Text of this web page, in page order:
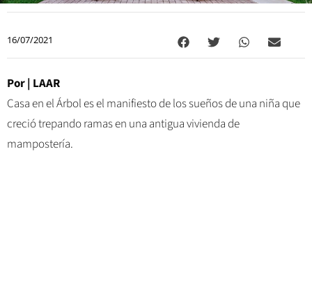
16/07/2021
Por | LAAR
Casa en el Árbol es el manifiesto de los sueños de una niña que
creció trepando ramas en una antigua vivienda de
mampostería.